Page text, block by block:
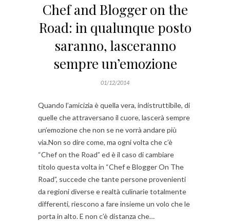
Chef and Blogger on the
Road: in qualunque posto
saranno, lasceranno
sempre un’emozione
01/12/2014
Quando l’amicizia è quella vera, indistruttibile, di
quelle che attraversano il cuore, lascerà sempre
un’emozione che non se ne vorrà andare più
via.Non so dire come, ma ogni volta che c’è
“Chef on the Road” ed è il caso di cambiare
titolo questa volta in “Chef e Blogger On The
Road”, succede che tante persone provenienti
da regioni diverse e realtà culinarie totalmente
differenti, riescono a fare insieme un volo che le
porta in alto. E non c’è distanza che…